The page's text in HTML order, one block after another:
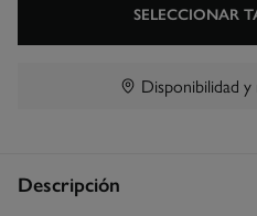
SELECCIONAR
Disponibilidad
Descripción